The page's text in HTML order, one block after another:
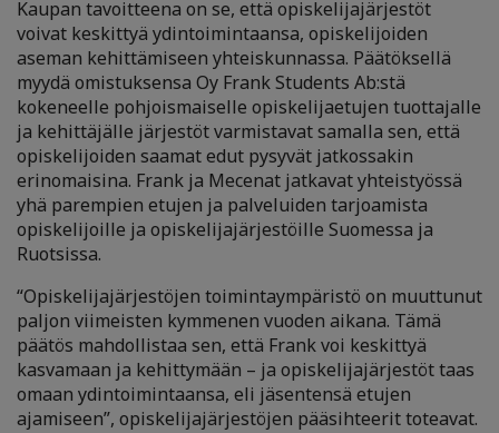
Kaupan tavoitteena on se, että opiskelijajärjestöt
voivat keskittyä ydintoimintaansa, opiskelijoiden
aseman kehittämiseen yhteiskunnassa. Päätöksellä
myydä omistuksensa Oy Frank Students Ab:stä
kokeneelle pohjoismaiselle opiskelijaetujen tuottajalle
ja kehittäjälle järjestöt varmistavat samalla sen, että
opiskelijoiden saamat edut pysyvät jatkossakin
erinomaisina. Frank ja Mecenat jatkavat yhteistyössä
yhä parempien etujen ja palveluiden tarjoamista
opiskelijoille ja opiskelijajärjestöille Suomessa ja
Ruotsissa.
“Opiskelijajärjestöjen toimintaympäristö on muuttunut
paljon viimeisten kymmenen vuoden aikana. Tämä
päätös mahdollistaa sen, että Frank voi keskittyä
kasvamaan ja kehittymään – ja opiskelijajärjestöt taas
omaan ydintoimintaansa, eli jäsentensä etujen
ajamiseen”, opiskelijajärjestöjen pääsihteerit toteavat.